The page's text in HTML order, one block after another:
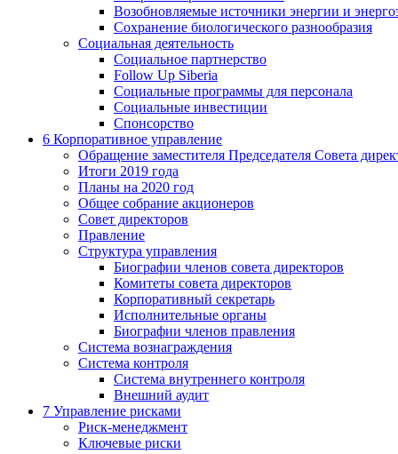
Возобновляемые источники энергии и
Сохранение биологического разнообразия
Социальная деятельность
Социальное партнерство
Follow Up Siberia
Социальные программы для персонала
Социальные инвестиции
Спонсорство
6 Корпоративное управление
Обращение заместителя Председателя Совета
Итоги 2019 года
Планы на 2020 год
Общее собрание акционеров
Совет директоров
Правление
Структура управления
Биографии членов совета директоров
Комитеты совета директоров
Корпоративный секретарь
Исполнительные органы
Биографии членов правления
Система вознаграждения
Система контроля
Система внутреннего контроля
Внешний аудит
7 Управление рисками
Риск-менеджмент
Ключевые риски